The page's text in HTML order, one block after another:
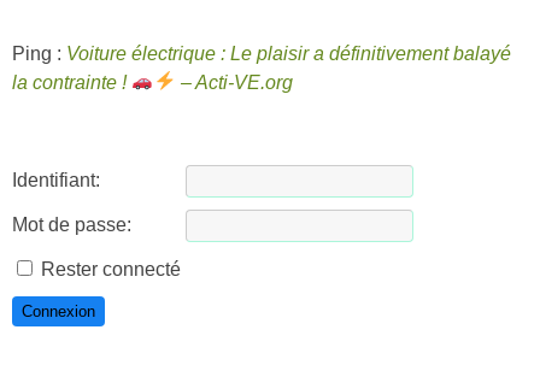
Ping : Voiture électrique : Le plaisir a définitivement balayé
la contrainte !
– Acti-VE.org
Identifiant:
Mot de passe:
Rester connecté
Connexion